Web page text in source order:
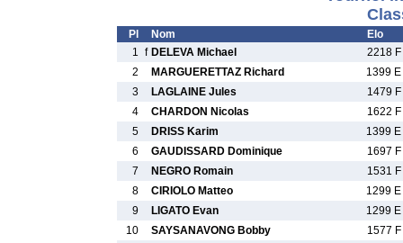
Pl Nom
Elo
1 f DELEVA Michael
2218 F
2
MARGUERETTAZ Richard
1399 E
3
LAGLAINE Jules
1479 F
4
CHARDON Nicolas
1622 F
5
DRISS Karim
1399 E
6
GAUDISSARD Dominique
1697 F
7
NEGRO Romain
1531 F
8
CIRIOLO Matteo
1299 E
9
LIGATO Evan
1299 E
10
SAYSANAVONG Bobby
1577 F